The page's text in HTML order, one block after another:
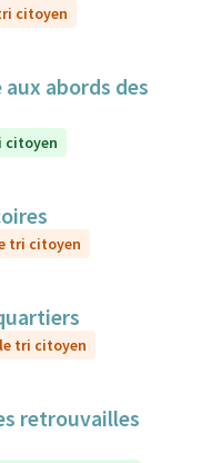
citoyen
abords des
citoyen
tri citoyen
tri citoyen
retrouvailles